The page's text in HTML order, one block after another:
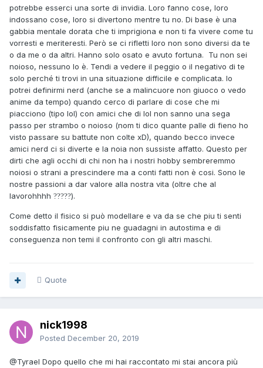
potrebbe esserci una sorte di invidia. Loro fanno cose, loro
indossano cose, loro si divertono mentre tu no. Di base è una
gabbia mentale dorata che ti imprigiona e non ti fa vivere come tu
vorresti e meriteresti. Però se ci rifletti loro non sono diversi da te
o da me o da altri. Hanno solo osato e avuto fortuna. Tu non sei
noioso, nessuno lo è. Tendi a vedere il peggio o il negativo di te
solo perché ti trovi in una situazione difficile e complicata. Io
potrei definirmi nerd (anche se a malincuore non giuoco o vedo
anime da tempo) quando cerco di parlare di cose che mi
piacciono (tipo lol) con amici che di lol non sanno una sega
passo per strambo o noioso (nom ti dico quante palle di fieno ho
visto passare su battute non colte xD), quando becco invece
amici nerd ci si diverte e la noia non sussiste affatto. Questo per
dirti che agli occhi di chi non ha i nostri hobby sembreremmo
noiosi o strani a prescindere ma a conti fatti non è cosi. Sono le
nostre passioni a dar valore alla nostra vita (oltre che al
lavorohhhh ?????).
Come detto il fisico si può modellare e va da se che piu ti senti
soddisfatto fisicamente piu ne guadagni in autostima e di
conseguenza non temi il confronto con gli altri maschi.
Quote
nick1998
Posted December 20, 2019
@Tyrael Dopo quello che mi hai raccontato mi stai ancora più